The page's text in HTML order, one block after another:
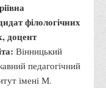
фахового
ступеня магістра на
вступних
філологічних
доцент
Вінницький
педагогічний
імені М.